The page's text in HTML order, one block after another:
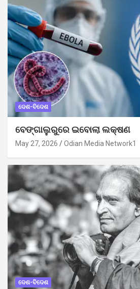
ଦେଶ-ବିଦେଶ
ବେଙ୍ଗାଲୁରୁରେ ଇବୋଲା ଲକ୍ଷଣ
May 27, 2026 Odian Media Network1
ଦେଶ-ବିଦେଶ